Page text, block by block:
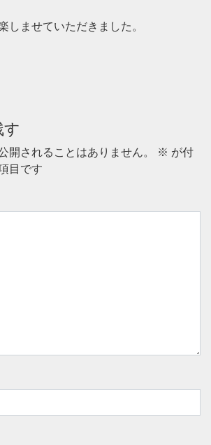
しませていただきました。
す
開されることはありません。 ※ が付
目です